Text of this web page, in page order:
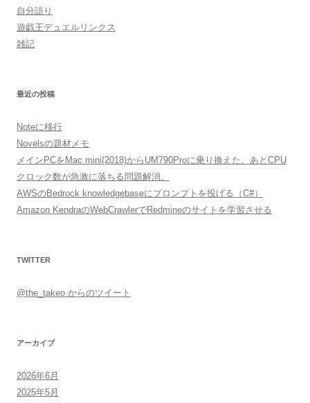
自分語り
遊戯王デュエルリンクス
雑記
最近の投稿
Noteに移行
Novelsの題材メモ
メインPCをMac mini(2018)からUM790Proに乗り換えた。あとCPU
クロック数が急激に落ちる問題解消。
AWSのBedrock knowledgebaseにプロンプトを投げる（C#）
Amazon KendraのWebCrawlerでRedmineのサイトを学習させる
TWITTER
@the_takeo からのツイート
アーカイブ
2026年6月
2025年5月